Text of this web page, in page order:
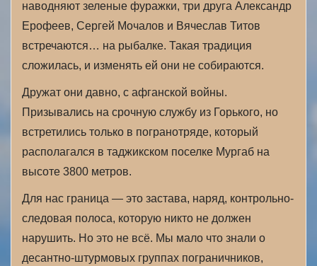
наводняют зеленые фуражки, три друга Александр
Ерофеев, Сергей Мочалов и Вячеслав Титов
встречаются… на рыбалке. Такая традиция
сложилась, и изменять ей они не собираются.
Дружат они давно, с афганской войны.
Призывались на срочную службу из Горького, но
встретились только в погранотряде, который
располагался в таджикском поселке Мургаб на
высоте 3800 метров.
Для нас граница — это застава, наряд, контрольно-
следовая полоса, которую никто не должен
нарушить. Но это не всё. Мы мало что знали о
десантно-штурмовых группах пограничников,